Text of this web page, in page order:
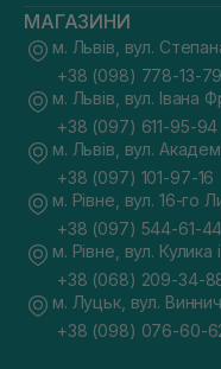
МАГАЗИНИ
м. Львів, вул.
+38 (098) 778-13-79
м. Львів, вул. Івана
+38 (097) 611-95-94
м. Львів, вул.
+38 (097) 101-97-16
м. Рівне, вул. 16-го
+38 (097) 544-61-44
м. Рівне, вул.
+38 (068) 209-34-
м. Луцьк, вул.
+38 (098) 076-60-